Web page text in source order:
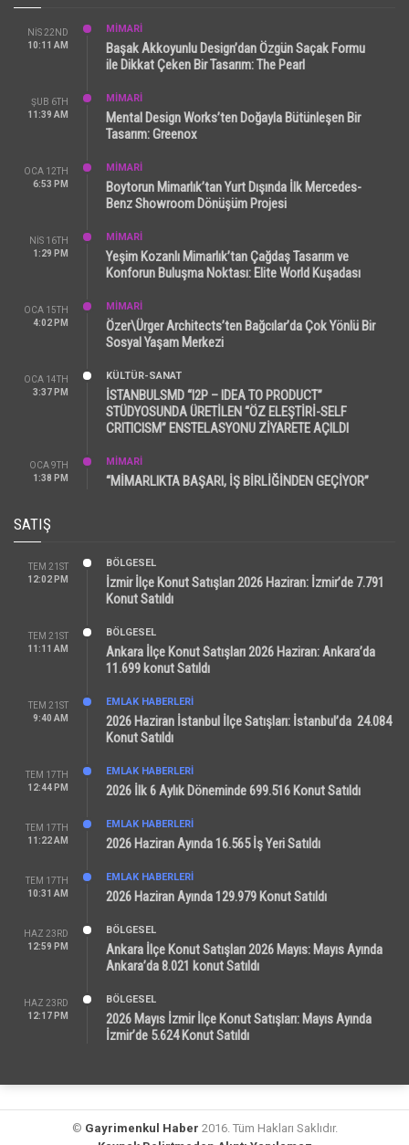
NIS 22ND
10:11 AM
MİMARİ
Başak Akkoyunlu Design’dan Özgün Saçak Formu
ile Dikkat Çeken Bir Tasarım: The Pearl
ŞUB 6TH
11:39 AM
MİMARİ
Mental Design Works’ten Doğayla Bütünleşen Bir
Tasarım: Greenox
OCA 12TH
6:53 PM
MİMARİ
Boytorun Mimarlık’tan Yurt Dışında İlk Mercedes-
Benz Showroom Dönüşüm Projesi
NIS 16TH
1:29 PM
MİMARİ
Yeşim Kozanlı Mimarlık’tan Çağdaş Tasarım ve
Konforun Buluşma Noktası: Elite World Kuşadası
OCA 15TH
4:02 PM
MİMARİ
Özer\Ürger Architects’ten Bağcılar’da Çok Yönlü Bir
Sosyal Yaşam Merkezi
OCA 14TH
3:37 PM
KÜLTÜR-SANAT
İSTANBULSMD “I2P – IDEA TO PRODUCT”
STÜDYOSUNDA ÜRETİLEN “ÖZ ELEŞTİRİ-SELF
CRITICISM” ENSTELASYONU ZİYARETE AÇILDI
OCA 9TH
1:38 PM
MİMARİ
“MİMARLIKTA BAŞARI, İŞ BİRLİĞİNDEN GEÇİYOR”
SATIŞ
TEM 21ST
12:02 PM
BÖLGESEL
İzmir İlçe Konut Satışları 2026 Haziran: İzmir’de 7.791
Konut Satıldı
TEM 21ST
11:11 AM
BÖLGESEL
Ankara İlçe Konut Satışları 2026 Haziran: Ankara’da
11.699 konut Satıldı
TEM 21ST
9:40 AM
EMLAK HABERLERI
2026 Haziran İstanbul İlçe Satışları: İstanbul’da 24.084
Konut Satıldı
TEM 17TH
12:44 PM
EMLAK HABERLERI
2026 İlk 6 Aylık Döneminde 699.516 Konut Satıldı
TEM 17TH
11:22 AM
EMLAK HABERLERI
2026 Haziran Ayında 16.565 İş Yeri Satıldı
TEM 17TH
10:31 AM
EMLAK HABERLERI
2026 Haziran Ayında 129.979 Konut Satıldı
HAZ 23RD
12:59 PM
BÖLGESEL
Ankara İlçe Konut Satışları 2026 Mayıs: Mayıs Ayında
Ankara’da 8.021 konut Satıldı
HAZ 23RD
12:17 PM
BÖLGESEL
2026 Mayıs İzmir İlçe Konut Satışları: Mayıs Ayında
İzmir’de 5.624 Konut Satıldı
© Gayrimenkul Haber 2016. Tüm Hakları Saklıdır.